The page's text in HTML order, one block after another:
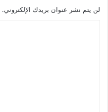
لن يتم نشر عنوان بريدك الإلكتروني.